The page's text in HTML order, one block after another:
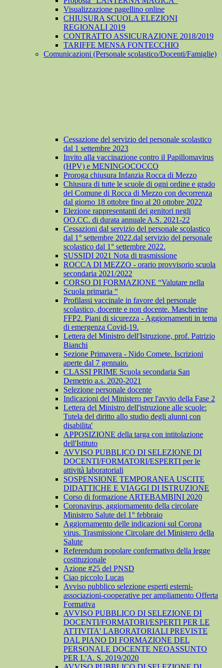
Visualizzazione pagellino online
CHIUSURA SCUOLA ELEZIONI
REGIONALI 2019
CONTRATTO ASSICURAZIONE 2018/2019
TARIFFE MENSA FONTECCHIO
Comunicazioni (Personale scolastico/Docenti/Famiglie)
Cessazione del servizio del personale scolastico
dal 1 settembre 2023
Invito alla vaccinazione contro il Papillomavirus
(HPV) e MENINGOCOCCO
Proroga chiusura Infanzia Rocca di Mezzo
Chiusura di tutte le scuole di ogni ordine e grado
del Comune di Rocca di Mezzo con decorrenza
dal giorno 18 ottobre fino al 20 ottobre 2022
Elezione rappresentanti dei genitori negli
OO.CC. di durata annuale A.S. 2021-22
Cessazioni dal servizio del personale scolastico
dal 1° settembre 2022.dal servizio del personale
scolastico dal 1° settembre 2022.
SUSSIDI 2021 Nota di trasmissione
ROCCA DI MEZZO - orario provvisorio scuola
secondaria 2021/2022
CORSO DI FORMAZIONE “Valutare nella
Scuola primaria “
Profilassi vaccinale in favore del personale
scolastico, docente e non docente. Mascherine
FFP2. Piani di sicurezza - Aggiornamenti in tema
di emergenza Covid-19.
Lettera del Ministro dell'Istruzione, prof. Patrizio
Bianchi
Sezione Primavera - Nido Comete. Iscrizioni
aperte dal 7 gennaio.
CLASSI PRIME Scuola secondaria San
Demetrio a.s. 2020-2021
Selezione personale docente
Indicazioni del Ministero per l'avvio della Fase 2
Lettera del Ministro dell'istruzione alle scuole:
Tutela del diritto allo studio degli alunni con
disabilita'
APPOSIZIONE della targa con intitolazione
dell'Istituto
AVVISO PUBBLICO DI SELEZIONE DI
DOCENTI/FORMATORI/ESPERTI per le
attività laboratoriali
SOSPENSIONE TEMPORANEA USCITE
DIDATTICHE E VIAGGI DI ISTRUZIONE
Corso di formazione ARTEBAMBINI 2020
Coronavirus, aggiornamento della circolare
Ministero Salute del 1° febbraio
Aggiornamento delle indicazioni sul Corona
virus. Trasmissione Circolare del Ministero della
Salute
Referendum popolare confermativo della legge
costituzionale
Azione #25 del PNSD
Ciao piccolo Lucas
Avviso pubblico selezione esperti esterni-
associazioni-cooperative per ampliamento Offerta
Formativa
AVVISO PUBBLICO DI SELEZIONE DI
DOCENTI/FORMATORI/ESPERTI PER LE
ATTIVITA' LABORATORIALI PREVISTE
DAL PIANO DI FORMAZIONE DEL
PERSONALE DOCENTE NEOASSUNTO
PER L'A. S. 2019/2020